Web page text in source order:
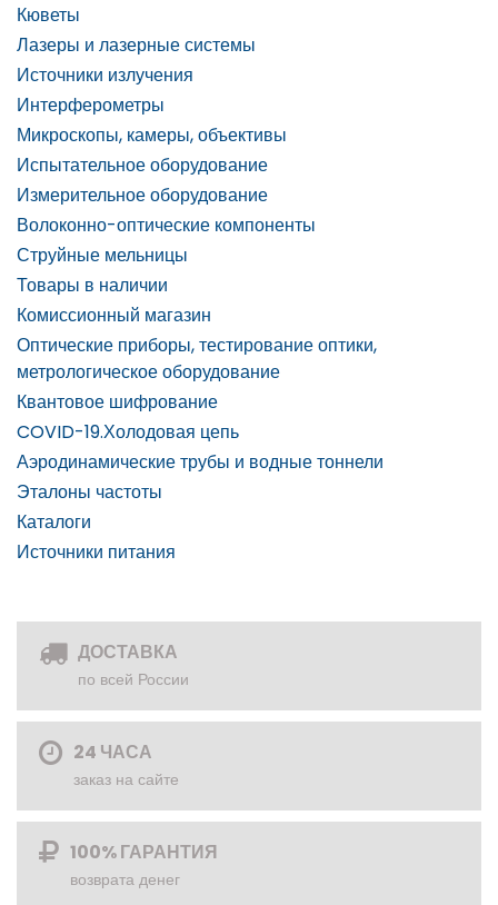
Кюветы
Лазеры и лазерные системы
Источники излучения
Интерферометры
Микроскопы, камеры, объективы
Испытательное оборудование
Измерительное оборудование
Волоконно-оптические компоненты
Струйные мельницы
Товары в наличии
Комиссионный магазин
Оптические приборы, тестирование оптики,
метрологическое оборудование
Квантовое шифрование
COVID-19.Холодовая цепь
Аэродинамические трубы и водные тоннели
Эталоны частоты
Каталоги
Источники питания
ДОСТАВКА
по всей России
24 ЧАСА
заказ на сайте
100% ГАРАНТИЯ
возврата денег